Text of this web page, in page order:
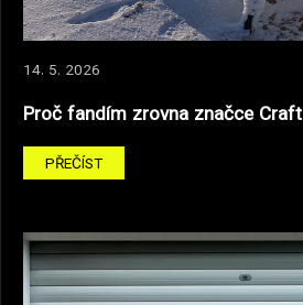
14. 5. 2026
Proč fandím zrovna značce Craft
PŘEČÍST